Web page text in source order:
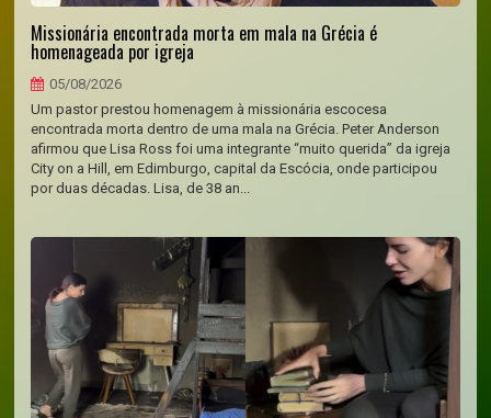
Missionária encontrada morta em mala na Grécia é
homenageada por igreja
05/08/2026
Um pastor prestou homenagem à missionária escocesa
encontrada morta dentro de uma mala na Grécia. Peter Anderson
afirmou que Lisa Ross foi uma integrante “muito querida” da igreja
City on a Hill, em Edimburgo, capital da Escócia, onde participou
por duas décadas. Lisa, de 38 an...